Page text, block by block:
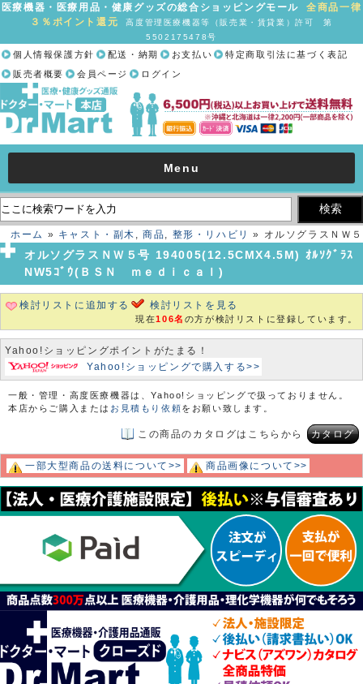
医療機器・医療用品・健康グッズの総合ショッピングモール全商品一律
３％ポイント還元
高度管理医療機器等（販売業・賃貸業）許可 第
5502175478号
個人情報保護方針 配送・納期 お支払い
特定商取引法に基づく表記
販売者概要
会員ページ ログイン
Menu
ホーム » キャスト・副木 ,商品, 整形・リハビリ
» オルソグラスＮＷ５
号 194005(12.5CMX4.5M) ｵﾙｿｸﾞﾗｽNW5ｺﾞｳ(ＢＳＮ ｍｅｄｉｃａ
オルソグラスＮＷ５号 194005(12.5CMX4.5M) ｵﾙｿｸﾞﾗｽ
NW5ｺﾞｳ(ＢＳＮ ｍｅｄｉｃａｌ)
検討リストに追加する 検討リストを見る
現在106名 の方が検討リストに登録しています。
Yahoo!ショッピングポイントがたまる！
Yahoo!ショッピングで購入する>>
一般・管理・高度医療機器は、Yahoo!ショッピングで扱っておりません。
本店からご購入または お見積もり依頼をお願い致します。
この商品のカタログはこちらから カタログ
一部大型商品の送料について>> 商品画像について>>